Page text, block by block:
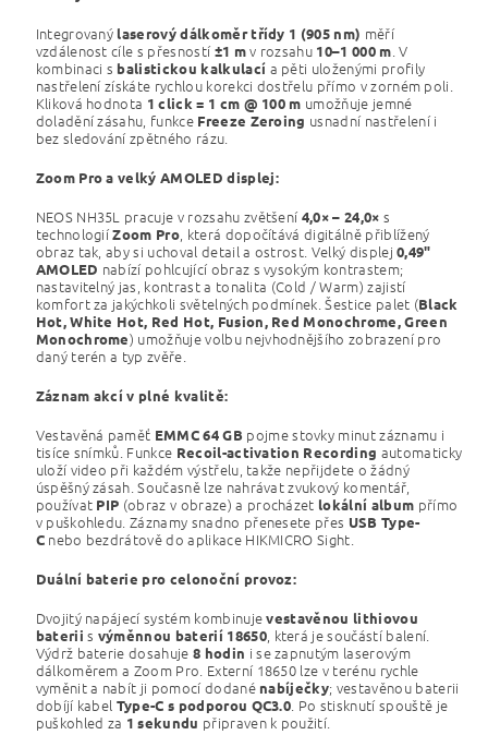
Integrovaný laserový dálkoměr třídy 1 (905 nm) měří
vzdálenost cíle s přesností ±1 mv rozsahu 10–1 000 m. V
kombinaci s balistickou kalkulací a pěti uloženými profily
nastřelení získáte rychlou korekci dostřelu přímo v zorném poli.
Kliková hodnota 1 click = 1 cm @ 100 m umožňuje jemné
doladění zásahu, funkce Freeze Zeroing usnadní nastřelení i
bez sledování zpětného rázu.
Zoom Pro a velký AMOLED displej:
NEOS NH35L pracuje v rozsahu zvětšení 4,0× – 24,0× s
technologií Zoom Pro, která dopočítává digitálně přiblížený
obraz tak, aby si uchoval detail a ostrost. Velký displej 0,49"
AMOLED nabízí pohlcující obraz s vysokým kontrastem;
nastavitelný jas, kontrast a tonalita (Cold / Warm) zajistí
komfort za jakýchkoli světelných podmínek. Šestice palet (Black
Hot, White Hot, Red Hot, Fusion, Red Monochrome, Green
Monochrome) umožňuje volbu nejvhodnějšího zobrazení pro
daný terén a typ zvěře.
Záznam akcí v plné kvalitě:
Vestavěná paměť EMMC 64 GB pojme stovky minut záznamu i
tisíce snímků. Funkce Recoil-activation Recording automaticky
uloží video při každém výstřelu, takže nepřijdete o žádný
úspěšný zásah. Současně lze nahrávat zvukový komentář,
používat PIP (obraz v obraze) a procházet lokální album přímo
v puškohledu. Záznamy snadno přenesete přes USB Type-
C nebo bezdrátově do aplikace HIKMICRO Sight.
Duální baterie pro celonoční provoz:
Dvojitý napájecí systém kombinuje vestavěnou lithiovou
baterii s výměnnou baterií 18650, která je součástí balení.
Výdrž baterie dosahuje 8 hodin i se zapnutým laserovým
dálkoměrem a Zoom Pro. Externí 18650 lze v terénu rychle
vyměnit a nabít ji pomocí dodané nabíječky; vestavěnou baterii
dobíjí kabel Type-C s podporou QC3.0. Po stisknutí spouště je
puškohled za 1 sekundu připraven k použití.